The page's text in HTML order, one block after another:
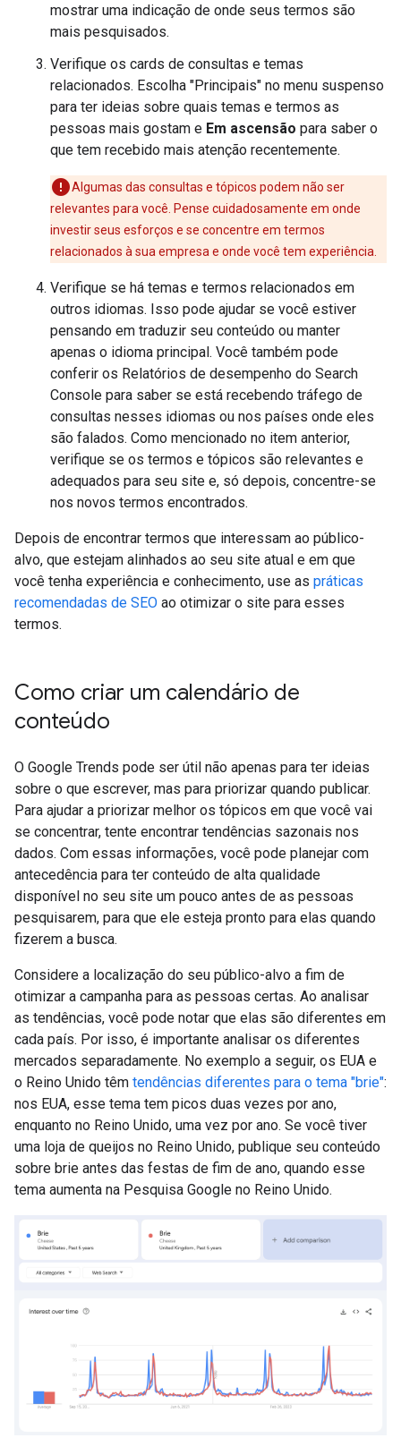
mostrar uma indicação de onde seus termos são
mais pesquisados.
Verifique os cards de consultas e temas
relacionados. Escolha "Principais" no menu suspenso
para ter ideias sobre quais temas e termos as
pessoas mais gostam e Em ascensão para saber o
que tem recebido mais atenção recentemente.
Algumas das consultas e tópicos podem não ser
relevantes para você. Pense cuidadosamente em onde
investir seus esforços e se concentre em termos
relacionados à sua empresa e onde você tem experiência.
Verifique se há temas e termos relacionados em
outros idiomas. Isso pode ajudar se você estiver
pensando em traduzir seu conteúdo ou manter
apenas o idioma principal. Você também pode
conferir os Relatórios de desempenho do Search
Console para saber se está recebendo tráfego de
consultas nesses idiomas ou nos países onde eles
são falados. Como mencionado no item anterior,
verifique se os termos e tópicos são relevantes e
adequados para seu site e, só depois, concentre-se
nos novos termos encontrados.
Depois de encontrar termos que interessam ao público-
alvo, que estejam alinhados ao seu site atual e em que
você tenha experiência e conhecimento, use as práticas
recomendadas de SEO ao otimizar o site para esses
termos.
Como criar um calendário de
conteúdo
O Google Trends pode ser útil não apenas para ter ideias
sobre o que escrever, mas para priorizar quando publicar.
Para ajudar a priorizar melhor os tópicos em que você vai
se concentrar, tente encontrar tendências sazonais nos
dados. Com essas informações, você pode planejar com
antecedência para ter conteúdo de alta qualidade
disponível no seu site um pouco antes de as pessoas
pesquisarem, para que ele esteja pronto para elas quando
fizerem a busca.
Considere a localização do seu público-alvo a fim de
otimizar a campanha para as pessoas certas. Ao analisar
as tendências, você pode notar que elas são diferentes em
cada país. Por isso, é importante analisar os diferentes
mercados separadamente. No exemplo a seguir, os EUA e
o Reino Unido têm tendências diferentes para o tema "brie":
nos EUA, esse tema tem picos duas vezes por ano,
enquanto no Reino Unido, uma vez por ano. Se você tiver
uma loja de queijos no Reino Unido, publique seu conteúdo
sobre brie antes das festas de fim de ano, quando esse
tema aumenta na Pesquisa Google no Reino Unido.